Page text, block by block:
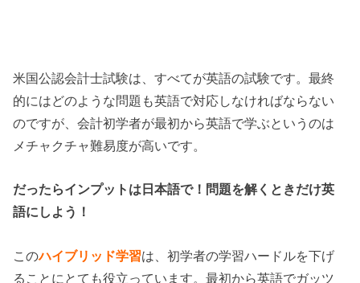
米国公認会計士試験は、すべてが英語の試験です。最終
的にはどのような問題も英語で対応しなければならない
のですが、会計初学者が最初から英語で学ぶというのは
メチャクチャ難易度が高いです。
だったらインプットは日本語で！問題を解くときだけ英
語にしよう！
このハイブリッド学習は、初学者の学習ハードルを下げ
ることにとても役立っています。最初から英語でガッツ